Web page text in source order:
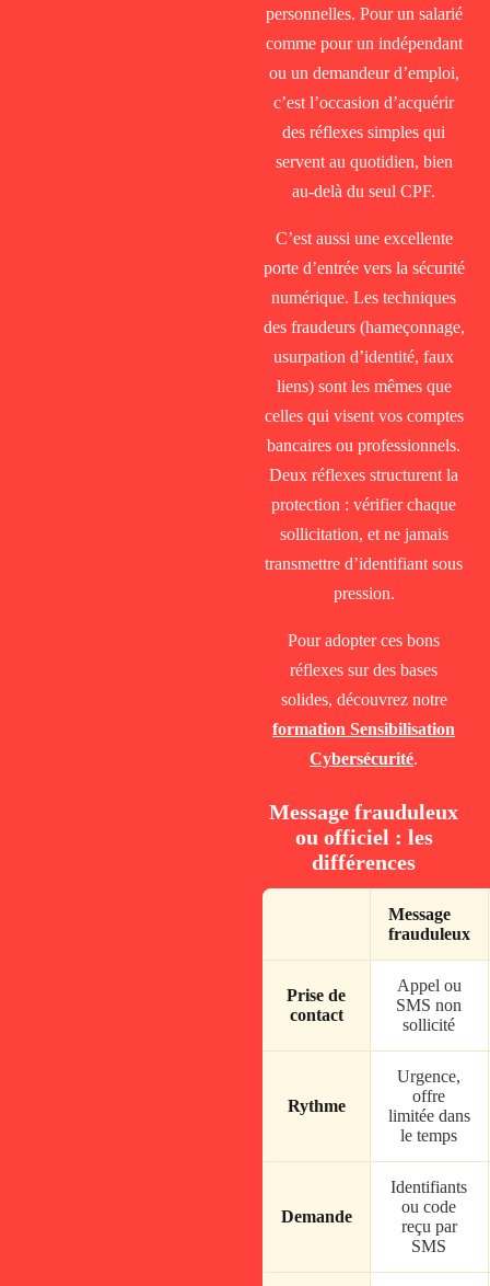
personnelles. Pour un salarié
comme pour un indépendant
ou un demandeur d’emploi,
c’est l’occasion d’acquérir
des réflexes simples qui
servent au quotidien, bien
au-delà du seul CPF.
C’est aussi une excellente
porte d’entrée vers la sécurité
numérique. Les techniques
des fraudeurs (hameçonnage,
usurpation d’identité, faux
liens) sont les mêmes que
celles qui visent vos comptes
bancaires ou professionnels.
Deux réflexes structurent la
protection : vérifier chaque
sollicitation, et ne jamais
transmettre d’identifiant sous
pression.
Pour adopter ces bons
réflexes sur des bases
solides, découvrez notre
formation Sensibilisation
Cybersécurité.
Message frauduleux
ou officiel : les
différences
Message
frauduleux
Prise de
contact
Appel ou
SMS non
sollicité
Rythme
Urgence,
offre
limitée dans
le temps
Demande
Identifiants
ou code
reçu par
SMS